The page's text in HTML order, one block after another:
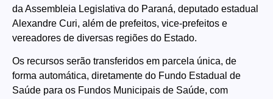
da Assembleia Legislativa do Paraná, deputado estadual
Alexandre Curi, além de prefeitos, vice-prefeitos e
vereadores de diversas regiões do Estado.
Os recursos serão transferidos em parcela única, de
forma automática, diretamente do Fundo Estadual de
Saúde para os Fundos Municipais de Saúde, com